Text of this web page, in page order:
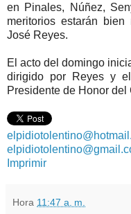
en Pinales, Núñez,
meritorios estarán bien
José Reyes.
El acto del domingo
dirigido por Reyes y
Presidente de Honor del
Imprimir
Hora 11:47 a. m.